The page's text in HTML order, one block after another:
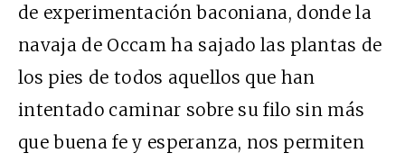
de experimentación baconiana, donde la
navaja de Occam ha sajado las plantas de
los pies de todos aquellos que han
intentado caminar sobre su filo sin más
que buena fe y esperanza, nos permiten